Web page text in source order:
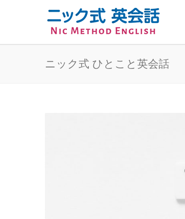
ニック式 ひとこと英会話